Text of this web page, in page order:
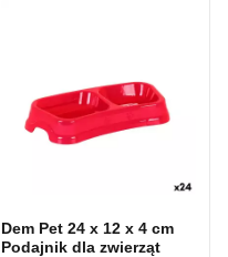
Dem Pet 24 x 12 x 4 cm
Podajnik dla zwierząt